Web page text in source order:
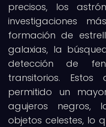
precisos, los
investigaciones
formación de
galaxias, la
detección de
transitorios.
permitido un
agujeros negros,
objetos celestes, lo